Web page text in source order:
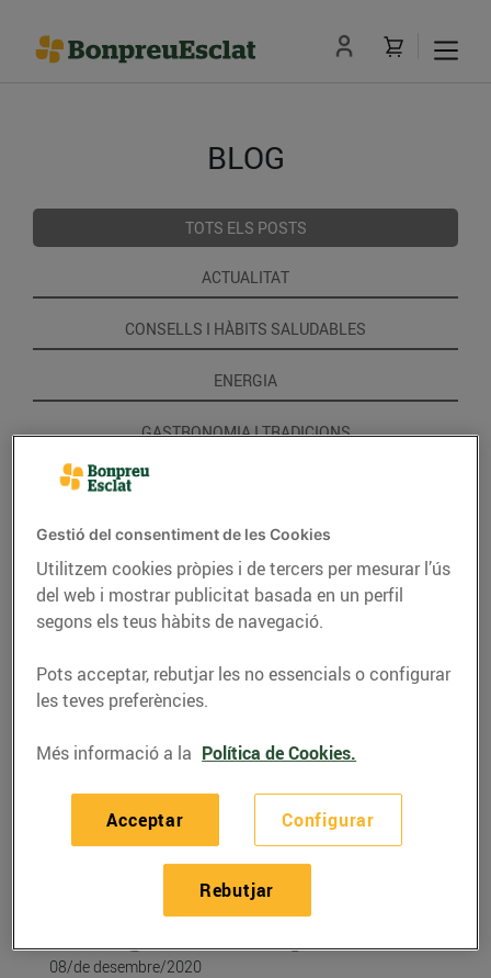
BLOG
TOTS ELS POSTS
ACTUALITAT
CONSELLS I HÀBITS SALUDABLES
ENERGIA
GASTRONOMIA I TRADICIONS
RECEPTES
Minibroquetes de
pollastre marinat amb
mango i tomàquet
08/de desembre/2020
Gestió del consentiment de les Cookies
Utilitzem cookies pròpies i de tercers per mesurar l’ús
del web i mostrar publicitat basada en un perfil
segons els teus hàbits de navegació.
Pots acceptar, rebutjar les no essencials o configurar
les teves preferències.
Més informació a la Política de Cookies.
Configurar
Rebutjar
Acceptar